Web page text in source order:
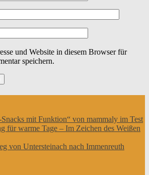
und Website in diesem Browser für
speichern.
mit Funktion“ von mammaly im Test
für warme Tage – Im Zeichen des Weißen
von Untersteinach nach Immenreuth